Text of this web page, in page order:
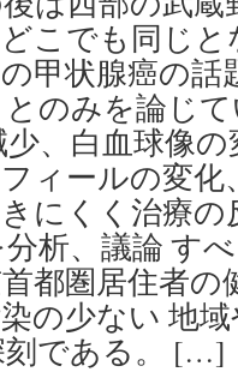
こでも同じ
甲状腺癌の
のみを論じ
、白血球像
ィールの変化
にくく治療
析、議論 す
都圏居住者の
の少ない 地
刻である。